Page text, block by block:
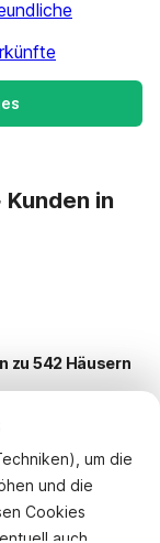
um die
und die
Cookies
auch
Kunden in
zu 542 Häusern
Urlaub
buchen